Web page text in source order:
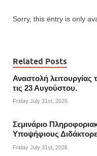
Sorry, this entry is only
Related Posts
Αναστολή λειτουργίας
τις 23 Αυγούστου.
Friday July 31st, 2026
Σεμινάριο
Υποψήφιους
Friday July 31st, 2026